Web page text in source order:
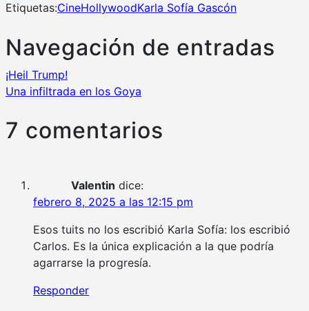
Etiquetas:CineHollywoodKarla Sofía Gascón
Navegación de entradas
¡Heil Trump!
Una infiltrada en los Goya
7 comentarios
Valentin dice:
febrero 8, 2025 a las 12:15 pm
Esos tuits no los escribió Karla Sofía: los escribió
Carlos. Es la única explicación a la que podría
agarrarse la progresía.
Responder